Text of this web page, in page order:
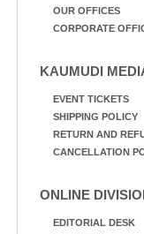
OUR OFFICES
CORPORATE
KAUMUDI
EVENT TICKETS
SHIPPING POLICY
RETURN AND
CANCELLATION
ONLINE
EDITORIAL DESK